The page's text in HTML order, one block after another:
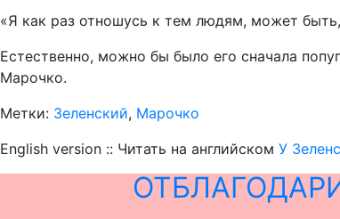
«Я как раз отношусь к тем людям, может
Естественно, можно бы было его сначала
Марочко.
Метки: Зеленский, Марочко
English version :: Читать на английском У